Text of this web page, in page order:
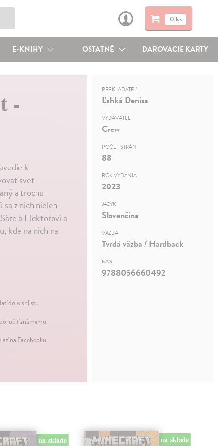
0 ks
E-KNIHY OSTATNÉ DAROVACIE KARTY
-
k
svet
a trochu
sa z nich nielen
a Hektorovi a
kde na nich na
do wishlistu
známemu
na Facebooku
PREKLADATEĽ
Ľahká Denisa
VYDAVATEĽ
Crew
POČET STRÁN
88
ROK VYDANIA
2023
JAZYK
Slovenčina
VÄZBA
Tvrdá väzba / Hardback
EAN
9788056660492
na sklade na sklade